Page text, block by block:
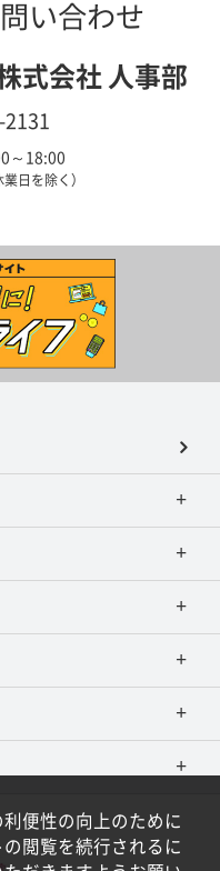
い合わせ
式会社 人事部
～18:00
日を除く）
便性の向上のために
閲覧を続行されるに